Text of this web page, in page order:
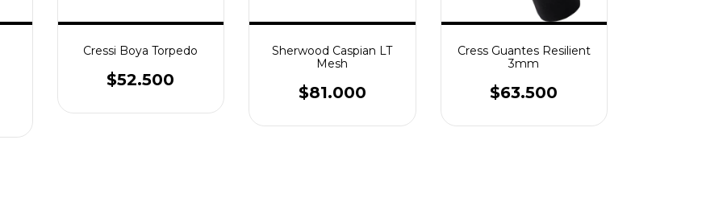
Cressi Boya Torpedo
$52.500
Sherwood Caspian LT
Mesh
$81.000
Cress Guantes Resilient
3mm
$63.500